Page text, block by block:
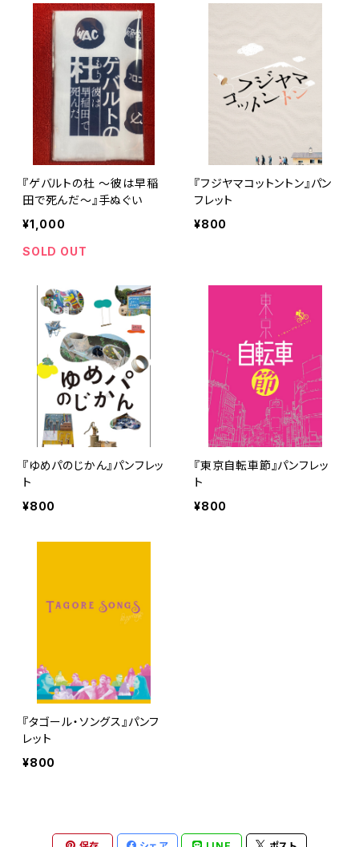
『ゲバルトの杜 ～彼は早稲
田で死んだ～』手ぬぐい
¥1,000
SOLD OUT
『フジヤマコットントン』パン
フレット
¥800
『ゆめパのじかん』パンフレッ
ト
¥800
『東京自転車節』パンフレッ
ト
¥800
『タゴール・ソングス』パンフ
レット
¥800